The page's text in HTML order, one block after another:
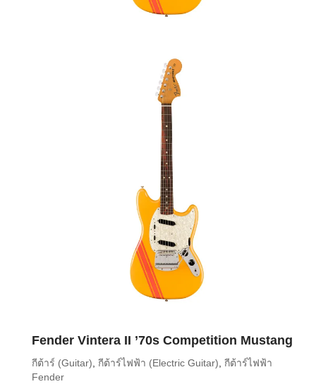
Fender Vintera II ’70s Competition Mustang
กีต้าร์ (Guitar) กีต้าร์ไฟฟ้า (Electric Guitar) กีต้าร์ไฟฟ้า
Fender